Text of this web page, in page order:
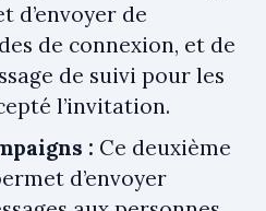
d’envoyer de
de connexion, et de
de suivi pour les
l’invitation.
: Ce deuxième
d’envoyer